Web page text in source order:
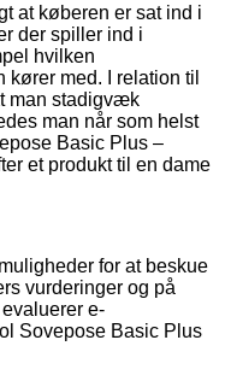
at køberen er sat ind i
der spiller ind i
hvilken
med. I relation til
man stadigvæk
man når som helst
Basic Plus –
et produkt til en dame
for at beskue
vurderinger og på
e-
Sovepose Basic Plus